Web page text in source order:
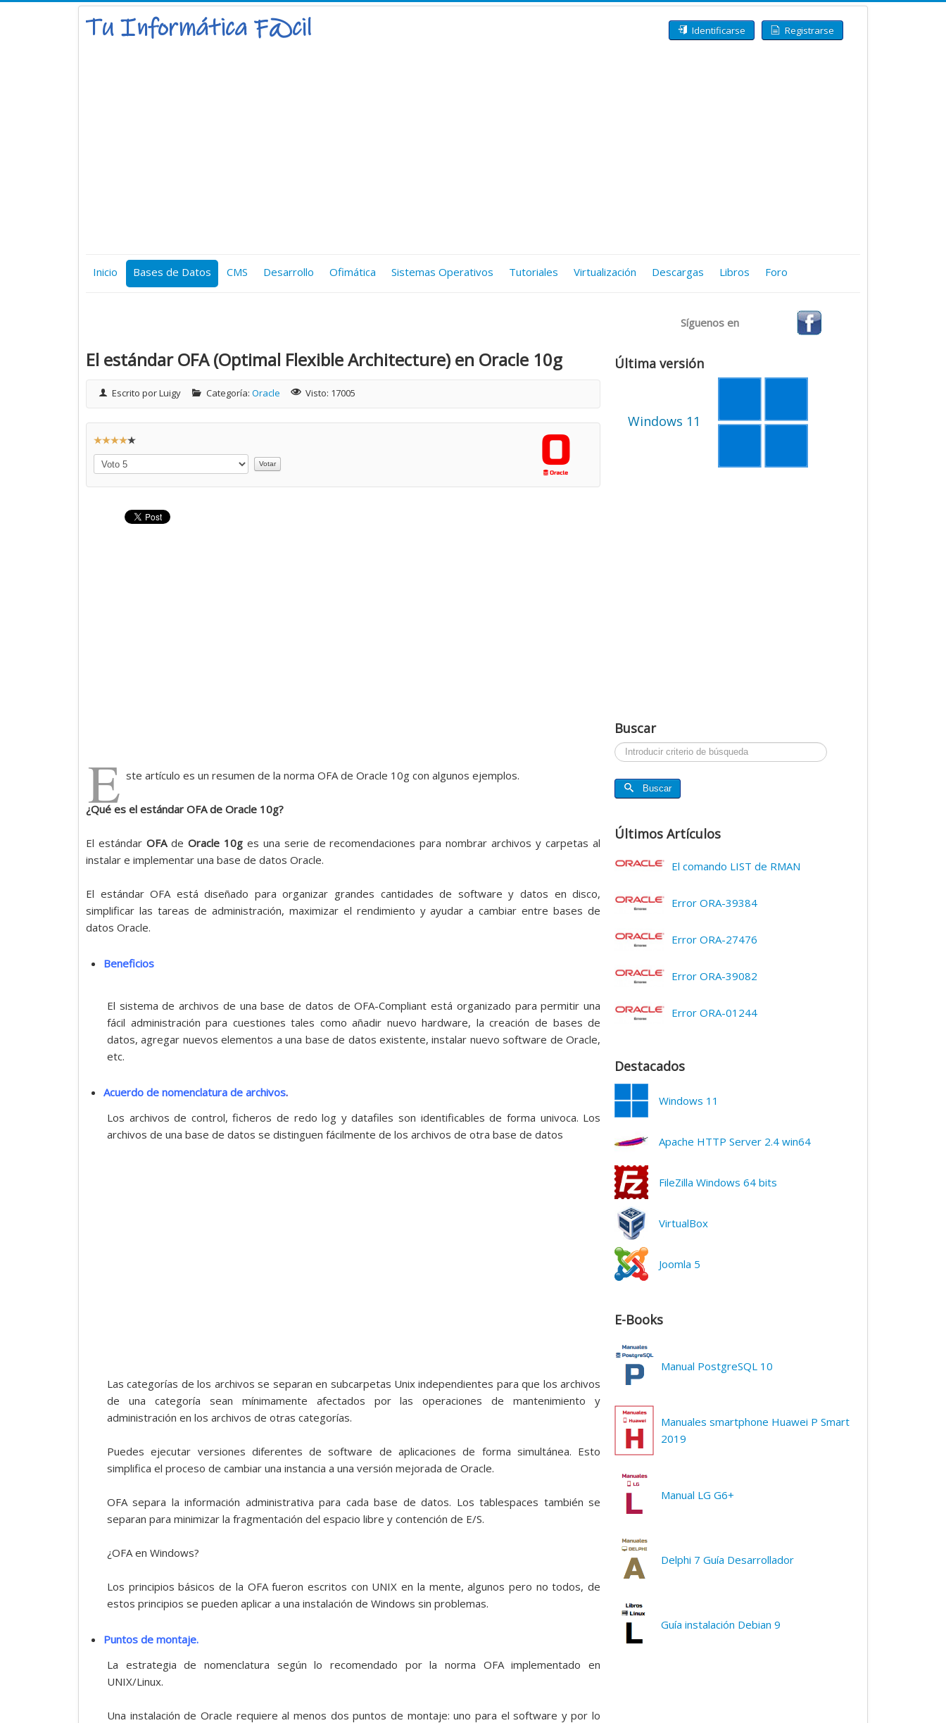
Identificarse Registrarse
Inicio Bases de Datos CMS Desarrollo Ofimática Sistemas Operativos Tutoriales Virtualización Descargas Libros Foro
Síguenos en
El estándar OFA (Optimal Flexible Architecture) en Oracle 10g
Escrito porLuigy Categoría: Oracle Visto: 17005
R
a
t
i
Por
favor,
vote
E ste artículo es un resumen de la norma OFA de Oracle 10g con algunos ejemplos.
¿Qué es el estándar OFA de Oracle 10g?
El estándar OFAde Oracle 10ges una serie de recomendaciones para nombrar archivos y carpetas al
instalar e implementar una base de datos Oracle.
El estándar OFA está diseñado para organizar grandes cantidades de software y datos en disco,
simplificar las tareas de administración, maximizar el rendimiento y ayudar a cambiar entre bases de
datos Oracle.
Beneficios
El sistema de archivos de una base de datos de OFA-Compliant está organizado para permitir una
fácil administración para cuestiones tales como añadir nuevo hardware, la creación de bases de
datos, agregar nuevos elementos a una base de datos existente, instalar nuevo software de Oracle,
etc.
Acuerdo de nomenclatura de archivos.
Los archivos de control, ficheros de redo log y datafiles son identificables de forma univoca. Los
archivos de una base de datos se distinguen fácilmente de los archivos de otra base de datos
Las categorías de los archivos se separan en subcarpetas Unix independientes para que los archivos
de una categoría sean mínimamente afectados por las operaciones de mantenimiento y
administración en los archivos de otras categorías.
Puedes ejecutar versiones diferentes de software de aplicaciones de forma simultánea. Esto
simplifica el proceso de cambiar una instancia a una versión mejorada de Oracle.
OFA separa la información administrativa para cada base de datos. Los tablespaces también se
separan para minimizar la fragmentación del espacio libre y contención de E/S.
¿OFA en Windows?
Los principios básicos de la OFA fueron escritos con UNIX en la mente, algunos pero no todos, de
estos principios se pueden aplicar a una instalación de Windows sin problemas.
Puntos de montaje.
La estrategia de nomenclatura según lo recomendado por la norma OFA implementado en
UNIX/Linux.
Una instalación de Oracle requiere al menos dos puntos de montaje: uno para el software y por lo
Última versión
Windows 11
Buscar
Buscar...
Buscar
Últimos Artículos
El comando LIST de RMAN
Error ORA-39384
Error ORA-27476
Error ORA-39082
Error ORA-01244
Destacados
Windows 11
Apache HTTP Server 2.4 win64
FileZilla Windows 64 bits
VirtualBox
Joomla 5
E-Books
Manual PostgreSQL 10
Manuales smartphone Huawei P Smart
2019
Manual LG G6+
Delphi 7 Guía Desarrollador
Guía instalación Debian 9